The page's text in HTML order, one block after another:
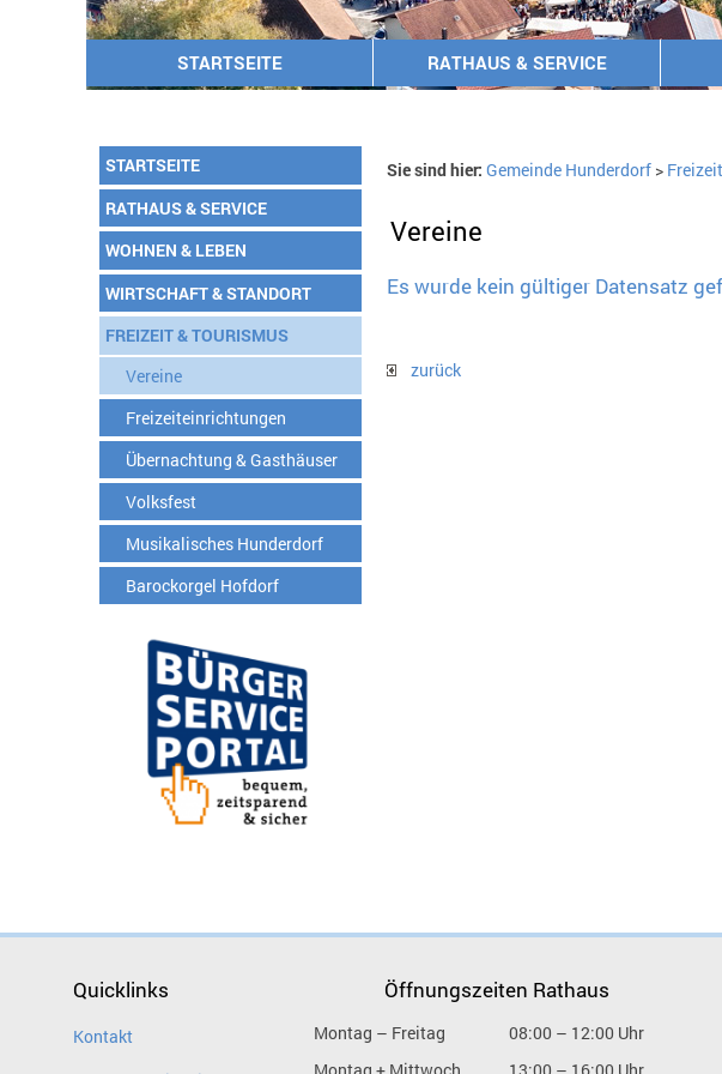
STARTSEITE RATHAUS & SERVICE
STARTSEITE
RATHAUS & SERVICE
WOHNEN & LEBEN
WIRTSCHAFT & STANDORT
FREIZEIT & TOURISMUS
Vereine
Freizeiteinrichtungen
Übernachtung & Gasthäuser
Volksfest
Musikalisches Hunderdorf
Barockorgel Hofdorf
Sie sind hier: Gemeinde Hunderdorf>
Vereine
Es wurde kein gültiger Datensatz
zurück
Quicklinks
Kontakt
Öffnungszeiten Rathaus
Montag – Freitag
08:00 – 12:00 Uhr